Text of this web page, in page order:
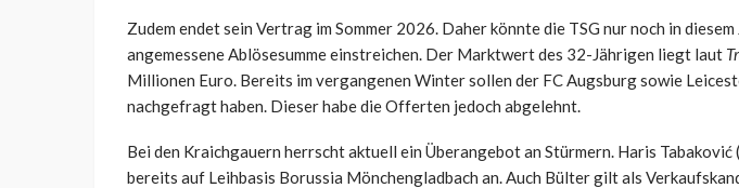
Zudem endet sein Vertrag im Sommer 2026. Daher könnte die TSG nur noch in diesem
angemessene Ablösesumme einstreichen. Der Marktwert des 32-Jährigen liegt laut
Millionen Euro. Bereits im vergangenen Winter sollen der FC Augsburg sowie
nachgefragt haben. Dieser habe die Offerten jedoch abgelehnt.
Bei den Kraichgauern herrscht aktuell ein Überangebot an Stürmern. Haris Tabaković
bereits auf Leihbasis Borussia Mönchengladbach an. Auch Bülter gilt als